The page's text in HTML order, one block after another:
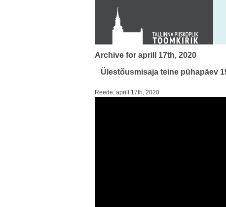
KONTAKT
Toom-Kooli 6, 10130 TALLINN
tallinna.toom@eelk.ee
Archive for aprill 17th, 2020
Ülestõusmisaja teine pühapäev
Reede, aprill 17th, 2020